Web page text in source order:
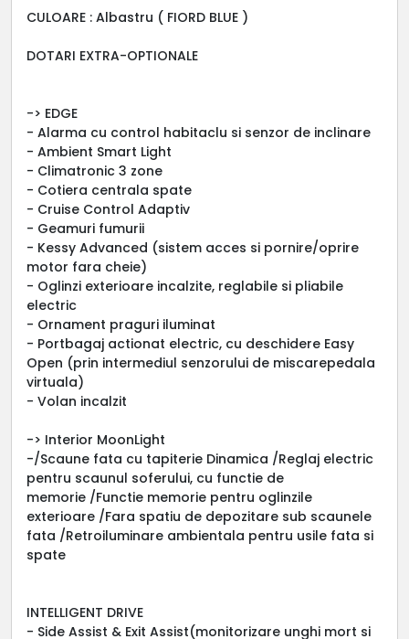
CULOARE : Albastru ( FIORD BLUE )
DOTARI EXTRA-OPTIONALE
-> EDGE
- Alarma cu control habitaclu si senzor de inclinare
- Ambient Smart Light
- Climatronic 3 zone
- Cotiera centrala spate
- Cruise Control Adaptiv
- Geamuri fumurii
- Kessy Advanced (sistem acces si pornire/oprire
motor fara cheie)
- Oglinzi exterioare incalzite, reglabile si pliabile
electric
- Ornament praguri iluminat
- Portbagaj actionat electric, cu deschidere Easy
Open (prin intermediul senzorului de miscarepedala
virtuala)
- Volan incalzit
-> Interior MoonLight
-/Scaune fata cu tapiterie Dinamica /Reglaj electric
pentru scaunul soferului, cu functie de
memorie /Functie memorie pentru oglinzile
exterioare /Fara spatiu de depozitare sub scaunele
fata /Retroiluminare ambientala pentru usile fata si
spate
INTELLIGENT DRIVE
- Side Assist & Exit Assist(monitorizare unghi mort si